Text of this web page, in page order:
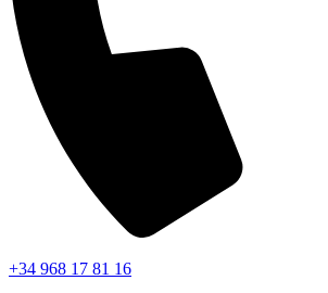
+34 968 17 81 16